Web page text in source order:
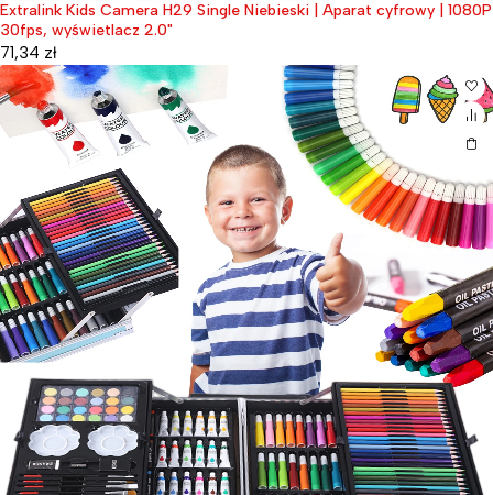
Extralink Kids Camera H29 Single Niebieski | Aparat cyfrowy | 1080P
30fps, wyświetlacz 2.0"
71,34 zł